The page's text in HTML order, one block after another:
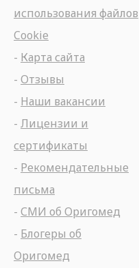
использования файлов
Cookie
- Карта сайта
- Отзывы
- Наши вакансии
- Лицензии и
сертификаты
- Рекомендательные
письма
- СМИ об Оригомед
- Блогеры об
Оригомед